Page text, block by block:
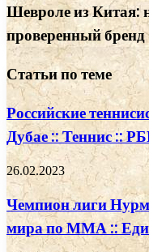
Шевроле из Китая:
проверенный бренд
Статьи по теме
Российские
Дубае :: Теннис ::
26.02.2023
Чемпион лиги
мира по ММА ::